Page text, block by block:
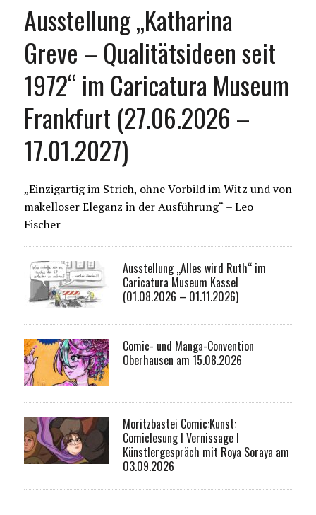
Ausstellung „Katharina
Greve – Qualitätsideen seit
1972“ im Caricatura Museum
Frankfurt (27.06.2026 –
17.01.2027)
„Einzigartig im Strich, ohne Vorbild im Witz und von
makelloser Eleganz in der Ausführung“ – Leo
Fischer
Ausstellung „Alles wird Ruth“ im
Caricatura Museum Kassel
(01.08.2026 – 01.11.2026)
Comic- und Manga-Convention
Oberhausen am 15.08.2026
Moritzbastei Comic:Kunst:
Comiclesung I Vernissage I
Künstlergespräch mit Roya Soraya am
03.09.2026